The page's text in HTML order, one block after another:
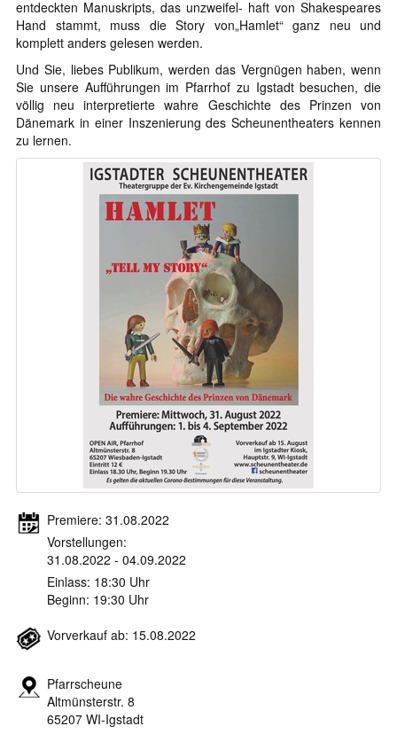
entdeckten Manuskripts, das unzweifel- haft von Shakespeares
Hand stammt, muss die Story von„Hamlet“ ganz neu und
komplett anders gelesen werden.
Und Sie, liebes Publikum, werden das Vergnügen haben, wenn
Sie unsere Aufführungen im Pfarrhof zu Igstadt besuchen, die
völlig neu interpretierte wahre Geschichte des Prinzen von
Dänemark in einer Inszenierung des Scheunentheaters kennen
zu lernen.
Premiere: 31.08.2022
Vorstellungen:
31.08.2022 - 04.09.2022
Einlass: 18:30 Uhr
Beginn: 19:30 Uhr
Vorverkauf ab: 15.08.2022
Pfarrscheune
Altmünsterstr. 8
65207 WI-Igstadt